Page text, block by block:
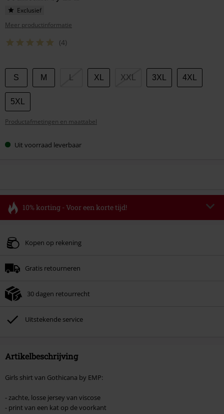
Exclusief
Meer productinformatie
(4)
Kies
je
maat
S M XL XXL 3XL 4XL
5XL
Productafmetingen en maattabel
Uit voorraad leverbaar
10% korting - Voor een korte tijd!
Geldig t/m 11-08-2026
Zodra je de code hebt ingevoerd, wordt de korting automatisch verrekend in
Kan niet gecombineerd worden met andere kortingscodes. Boeken, media,
Toten Hosen, Metality, cadeaubonnen en artikelen met een inbegrepen
donatie zijn uitgesloten van de korting.
Kopen op rekening
Gratis retourneren
30 dagen retourrecht
Uitstekende service
Artikelbeschrijving
Girls shirt van Gothicana by EMP:
- zachte, losse jersey van viscose
- print van een kat op de voorkant